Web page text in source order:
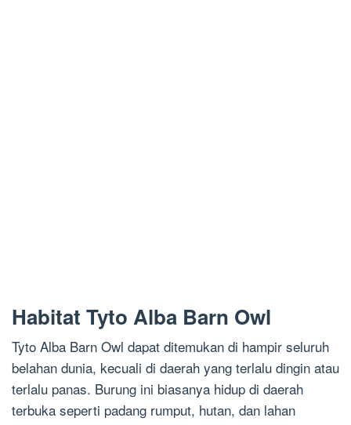
Habitat Tyto Alba Barn Owl
Tyto Alba Barn Owl dapat ditemukan di hampir seluruh
belahan dunia, kecuali di daerah yang terlalu dingin atau
terlalu panas. Burung ini biasanya hidup di daerah
terbuka seperti padang rumput, hutan, dan lahan